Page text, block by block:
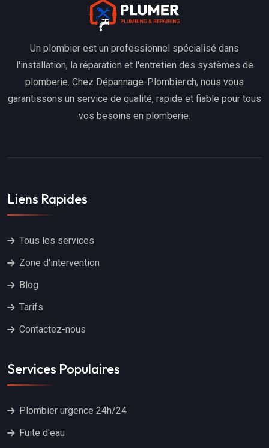
Un plombier est un professionnel spécialisé dans
l'installation, la réparation et l'entretien des systèmes de
plomberie. Chez Dépannage-Plombier.ch, nous vous
garantissons un service de qualité, rapide et fiable pour tous
vos besoins en plomberie.
Liens Rapides
Tous les services
Zone d'intervention
Blog
Tarifs
Contactez-nous
Services Populaires
Plombier urgence 24h/24
Fuite d'eau